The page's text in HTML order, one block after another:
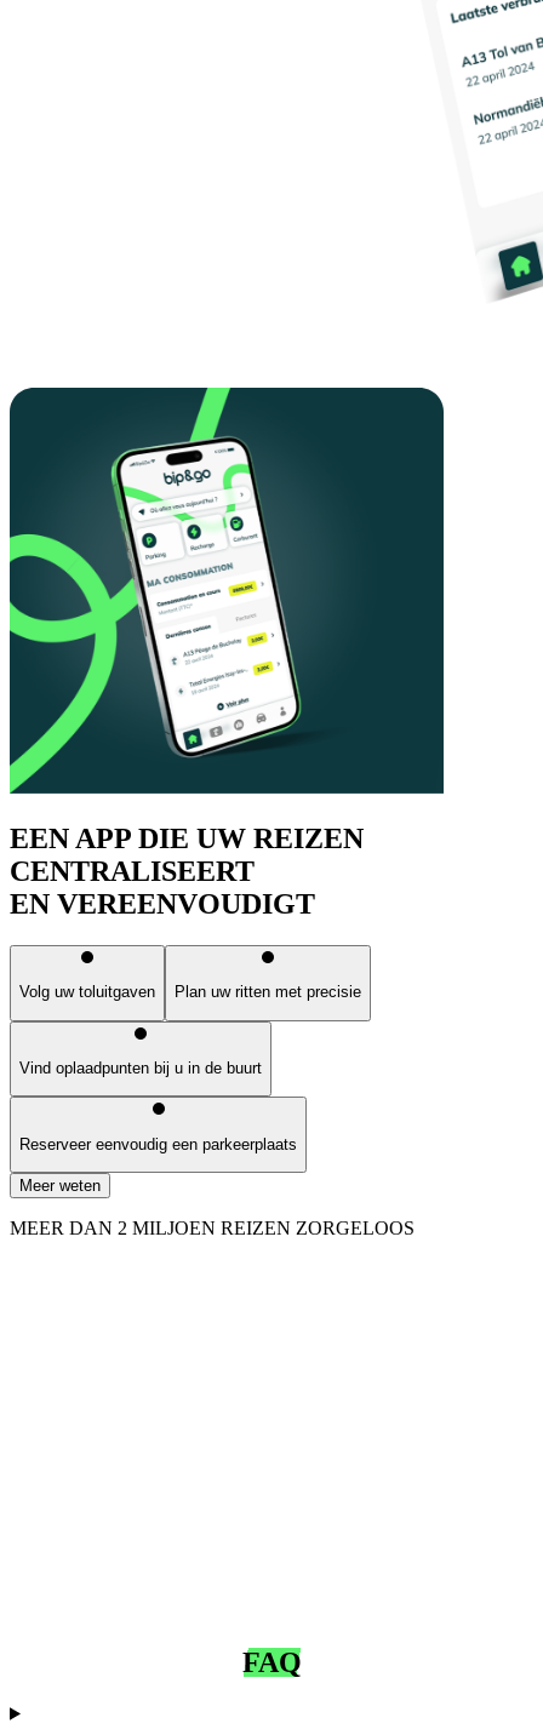
EEN APP DIE UW REIZEN
CENTRALISEERT
EN VEREENVOUDIGT
Volg uw toluitgaven Plan uw ritten met precisie
Vind oplaadpunten bij u in de buurt
Reserveer eenvoudig een parkeerplaats
Meer weten
MEER DAN 2 MILJOEN REIZEN ZORGELOOS
FAQ